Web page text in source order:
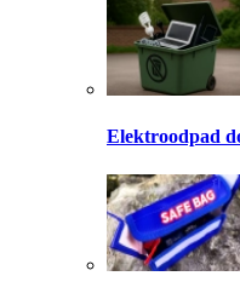
Elektroodpad